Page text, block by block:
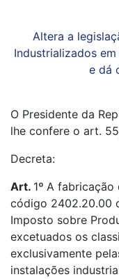
Altera a
Industrializados
e dá
O Presidente da
lhe confere o art.
Decreta:
Art. 1º A fabricação
código 2402.20.00
Imposto sobre
excetuados os
exclusivamente
instalações